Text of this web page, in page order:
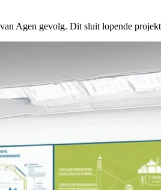
Agen gevolg. Dit sluit lopende